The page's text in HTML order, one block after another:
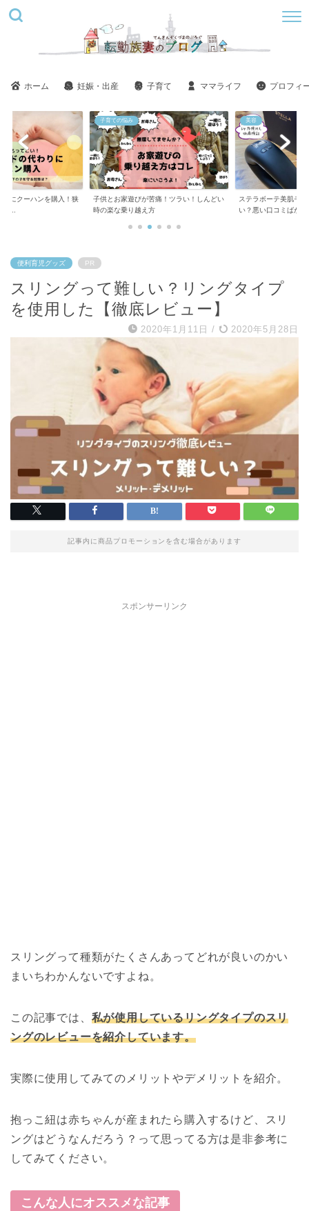
ホーム 妊娠・出産 子育て ママライフ プロフィ
にクーハンを購入！狭
子育ての悩み
子供とお家遊びが苦痛！ツラい！しんどい
時の楽な乗り越え方
美容
ステラボーテ美肌モー
い？悪い口コミばかり...
便利育児グッズ PR
スリングって難しい？リングタイプ
を使用した【徹底レビュー】
2020年1月11日 / 2020年5月28日
記事内に商品プロモーションを含む場合があります
スポンサーリンク
スリングって種類がたくさんあってどれが良いのかい
まいちわかんないですよね。
この記事では、 私が使用しているリングタイプのスリ
ングのレビューを紹介しています。
実際に使用してみてのメリットやデメリットを紹介。
抱っこ紐は赤ちゃんが産まれたら購入するけど、スリ
ングはどうなんだろう？って思ってる方は是非参考に
してみてください。
こんな人にオススメな記事